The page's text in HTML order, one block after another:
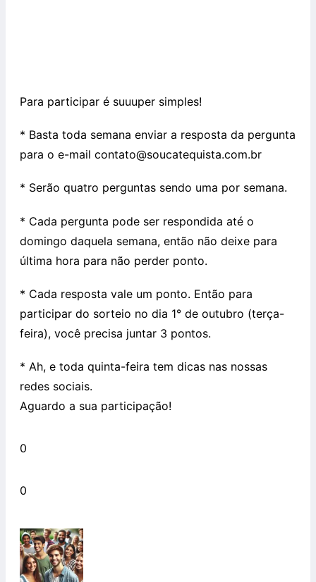
Para participar é suuuper simples!
* Basta toda semana enviar a resposta da pergunta
para o e-mail contato@soucatequista.com.br
* Serão quatro perguntas sendo uma por semana.
* Cada pergunta pode ser respondida até o
domingo daquela semana, então não deixe para
última hora para não perder ponto.
* Cada resposta vale um ponto. Então para
participar do sorteio no dia 1° de outubro (terça-
feira), você precisa juntar 3 pontos.
* Ah, e toda quinta-feira tem dicas nas nossas
redes sociais.
Aguardo a sua participação!
0
0